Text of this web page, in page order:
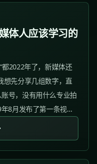
体人应该学习的
2022年了，新媒体还
想先分享几组数字，直
号，没有用什么专业拍
8月发布了第一条视